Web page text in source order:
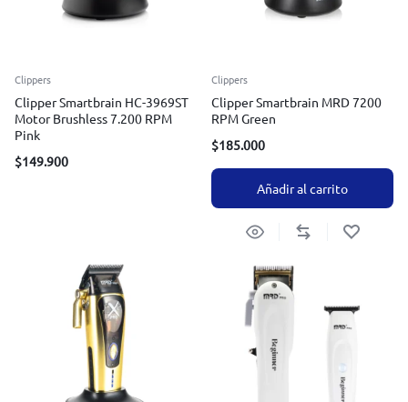
Clippers
Clipper Smartbrain HC-3969ST
Motor Brushless 7.200 RPM
Pink
$149.900
Clippers
Clipper Smartbrain MRD 7200
RPM Green
$185.000
Añadir al carrito